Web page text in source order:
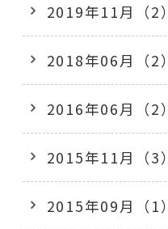
2019年11月（2）
2018年06月（2）
2016年06月（2）
2015年11月（3）
2015年09月（1）